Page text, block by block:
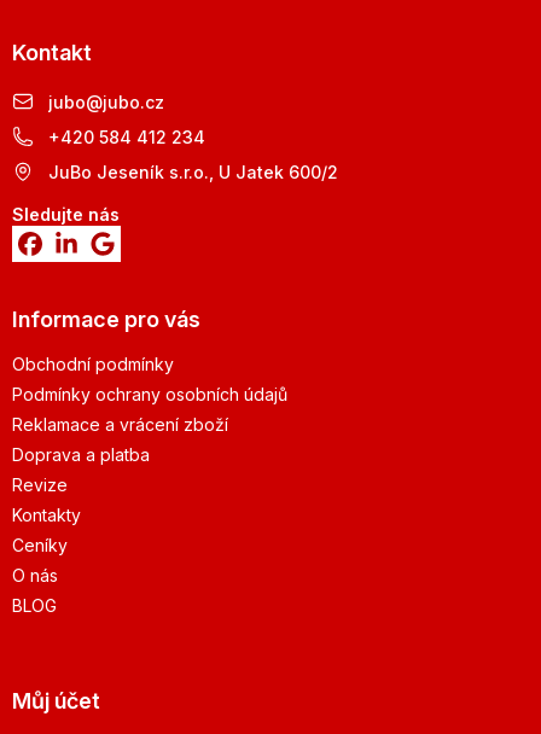
Kontakt
jubo@jubo.cz
+420 584 412 234
JuBo Jeseník s.r.o., U Jatek 600/2
Sledujte nás
Informace pro vás
Obchodní podmínky
Podmínky ochrany osobních údajů
Reklamace a vrácení zboží
Doprava a platba
Revize
Kontakty
Ceníky
O nás
BLOG
Můj účet